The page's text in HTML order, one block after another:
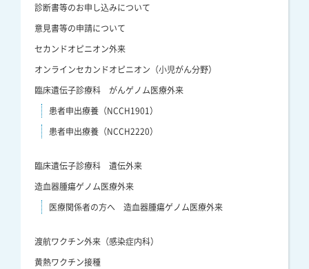
診断書等のお申し込みについて
意見書等の申請について
セカンドオピニオン外来
オンラインセカンドオピニオン（小児がん分野）
臨床遺伝子診療科 がんゲノム医療外来
患者申出療養（NCCH1901）
患者申出療養（NCCH2220）
臨床遺伝子診療科 遺伝外来
造血器腫瘍ゲノム医療外来
医療関係者の方へ 造血器腫瘍ゲノム医療外来
渡航ワクチン外来（感染症内科）
黄熱ワクチン接種